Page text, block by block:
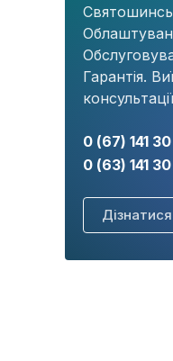
Гарантія.
0 (67) 141
0 (63) 141